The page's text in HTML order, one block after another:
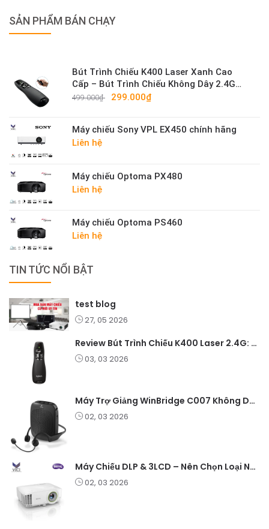
SẢN PHẨM BÁN CHẠY
Bút Trình Chiếu K400 Laser Xanh Cao
Cấp – Bút Trình Chiếu Không Dây 2.4G
Sáng Mạnh
499.000₫ 299.000₫
Máy chiếu Sony VPL EX450 chính hãng
Liên hệ
Máy chiếu Optoma PX480
Liên hệ
Máy chiếu Optoma PS460
Liên hệ
TIN TỨC NỔI BẬT
test blog
27, 05 2026
Review Bút Trình Chiếu K400 Laser 2.4G: Nhỏ Gọn, Ổn Định, Lý Tưởng Cho Giáo Viên Và Doanh Nghiệp
03, 03 2026
Máy Trợ Giảng WinBridge C007 Không Dây – Pin Lâu, Âm Thanh Rõ
02, 03 2026
Máy Chiếu DLP & 3LCD – Nên Chọn Loại Nào Cho Văn Phòng & Giải Trí?
02, 03 2026